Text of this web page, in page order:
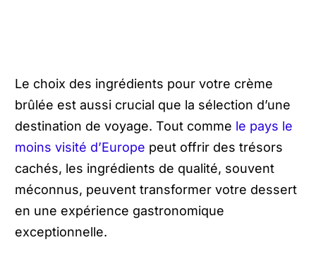
Le choix des ingrédients pour votre crème
brûlée est aussi crucial que la sélection d’une
destination de voyage. Tout comme le pays le
moins visité d’Europe peut offrir des trésors
cachés, les ingrédients de qualité, souvent
méconnus, peuvent transformer votre dessert
en une expérience gastronomique
exceptionnelle.